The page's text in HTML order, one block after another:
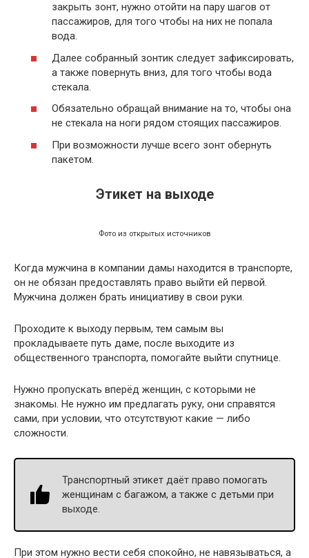
закрыть зонт, нужно отойти на пару шагов от
пассажиров, для того чтобы на них не попала
вода.
Далее собранный зонтик следует зафиксировать,
а также повернуть вниз, для того чтобы вода
стекала.
Обязательно обращай внимание на то, чтобы она
не стекала на ноги рядом стоящих пассажиров.
При возможности лучше всего зонт обернуть
пакетом.
Этикет на выходе
Фото из открытых источников
Когда мужчина в компании дамы находится в транспорте,
он не обязан предоставлять право выйти ей первой.
Мужчина должен брать инициативу в свои руки.
Проходите к выходу первым, тем самым вы
прокладываете путь даме, после выходите из
общественного транспорта, помогайте выйти спутнице.
Нужно пропускать вперёд женщин, с которыми не
знакомы. Не нужно им предлагать руку, они справятся
сами, при условии, что отсутствуют какие — либо
сложности.
Транспортный этикет даёт право помогать
женщинам с багажом, а также с детьми при
выходе.
При этом нужно вести себя спокойно, не навязываться, а